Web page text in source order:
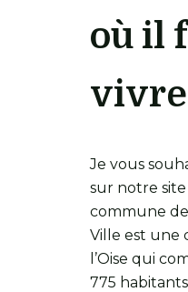
où il
vivre
Je vous
sur notre
commune
Ville est une
l’Oise qui
775